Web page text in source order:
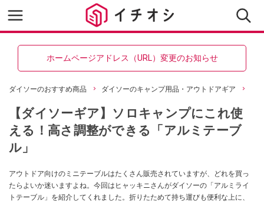
ホームページアドレス（URL）変更のお知らせ
ダイソーのおすすめ商品 ダイソーのキャンプ用品・アウトドアギア
【ダイソーギア】ソロキャンプにこれ使
える！高さ調整ができる「アルミテーブ
ル」
アウトドア向けのミニテーブルはたくさん販売されていますが、どれを買っ
たらよいか迷いますよね。今回はヒャッキニさんがダイソーの「アルミライ
トテーブル」を紹介してくれました。折りたためて持ち運びも便利な上に、